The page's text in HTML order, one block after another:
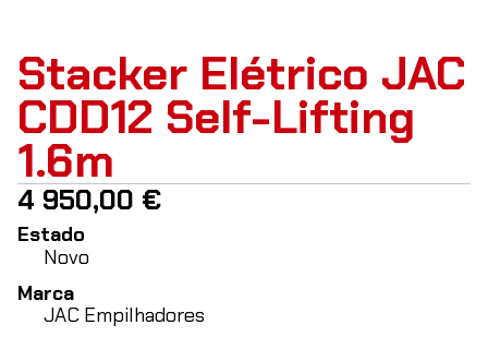
Stacker Elétrico JAC
CDD12 Self-Lifting
1.6m
4 950,00 €
Estado
Novo
Marca
JAC Empilhadores